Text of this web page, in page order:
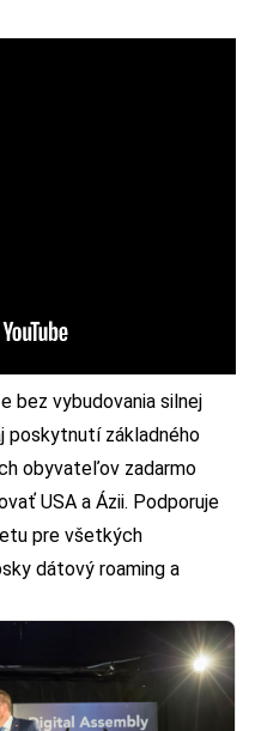
bez vybudovania silnej
poskytnutí základného
obyvateľov zadarmo
USA a Ázii. Podporuje
pre všetkých
dátový roaming a